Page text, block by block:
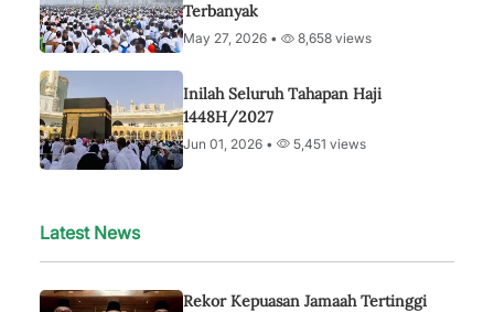
Terbanyak
May 27, 2026 • 8,658 views
Inilah Seluruh Tahapan Haji
1448H/2027
Jun 01, 2026 • 5,451 views
Latest News
Rekor Kepuasan Jamaah Tertinggi